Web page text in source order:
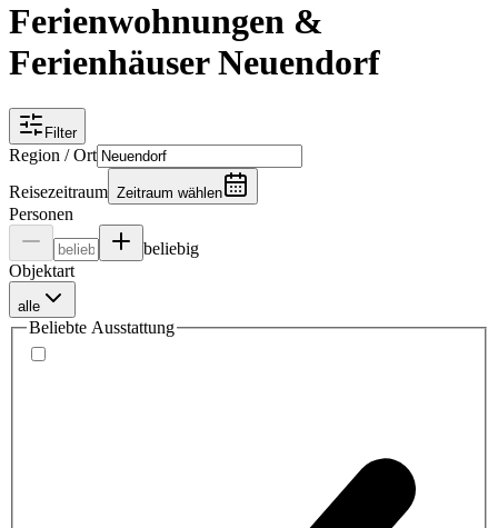
Ferienwohnungen &
Ferienhäuser Neuendorf
Filter
Region / Ort
Reisezeitraum Zeitraum wählen
Personen
beliebig
Objektart
alle
Beliebte Ausstattung